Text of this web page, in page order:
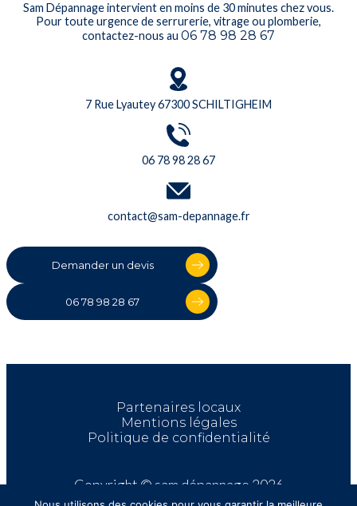
Sam Dépannage intervient en moins de 30 minutes chez vous.
Pour toute urgence de serrurerie, vitrage ou plomberie,
contactez-nous au 06 78 98 28 67
7 Rue Lyautey 67300 SCHILTIGHEIM
06 78 98 28 67
contact@sam-depannage.fr
Demander un devis
06 78 98 28 67
Partenaires locaux
Mentions légales
Politique de confidentialité
Copyright © sam dépannage 2026